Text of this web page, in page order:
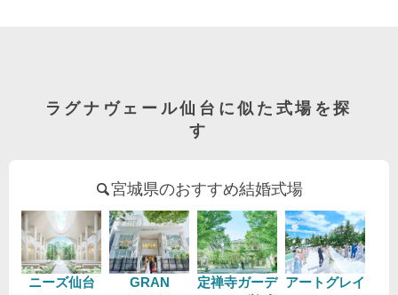
ラグナヴェール仙台に似た式場を探
す
宮城県のおすすめ結婚式場
ニーズ仙台
GRAN
定禅寺ガーデ
アートグレイ